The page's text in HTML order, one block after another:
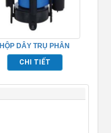
HỘP DÂY TRỤ PHÂN
CÁCH-TP692039
CHI TIẾT